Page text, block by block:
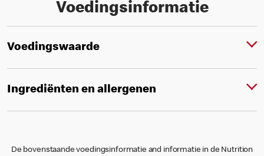
Voedingsinformatie
Voedingswaarde
Ingrediënten en allergenen
De bovenstaande voedingsinformatie and informatie in de Nutrition